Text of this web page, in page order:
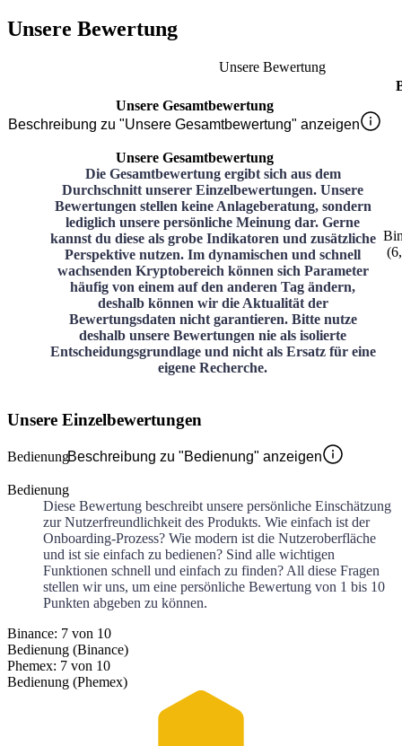
Unsere Bewertung
Unsere Bewertung
Unsere Gesamtbewertung
Beschreibung zu "Unsere Gesamtbewertung" anzeigen
Unsere Gesamtbewertung
Die Gesamtbewertung ergibt sich aus dem
Durchschnitt unserer Einzelbewertungen. Unsere
Bewertungen stellen keine Anlageberatung, sondern
lediglich unsere persönliche Meinung dar. Gerne
kannst du diese als grobe Indikatoren und zusätzliche
Perspektive nutzen. Im dynamischen und schnell
wachsenden Kryptobereich können sich Parameter
häufig von einem auf den anderen Tag ändern,
deshalb können wir die Aktualität der
Bewertungsdaten nicht garantieren. Bitte nutze
deshalb unsere Bewertungen nie als isolierte
Entscheidungsgrundlage und nicht als Ersatz für eine
eigene Recherche.
(
Unsere Einzelbewertungen
BedienungBeschreibung zu "Bedienung" anzeigen
Bedienung
Diese Bewertung beschreibt unsere persönliche Einschätzung
zur Nutzerfreundlichkeit des Produkts. Wie einfach ist der
Onboarding-Prozess? Wie modern ist die Nutzeroberfläche
und ist sie einfach zu bedienen? Sind alle wichtigen
Funktionen schnell und einfach zu finden? All diese Fragen
stellen wir uns, um eine persönliche Bewertung von 1 bis 10
Punkten abgeben zu können.
Binance: 7 von 10
Bedienung (Binance)
Phemex: 7 von 10
Bedienung (Phemex)